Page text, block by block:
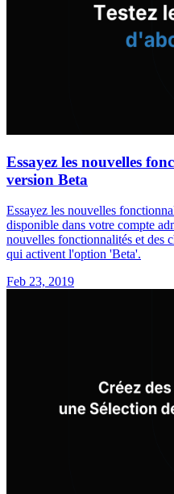
Essayez les nouvelles
version Beta
Essayez les nouvelles
disponible dans votre compte
nouvelles fonctionnalités et des
qui activent l'option 'Beta'.
Feb 23, 2019